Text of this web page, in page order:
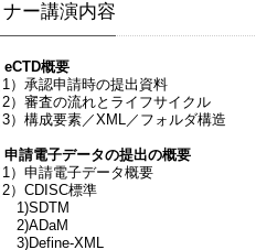
ー講演内容
eCTD概要
1）承認申請時の提出資料
2）審査の流れとライフサイクル
3）構成要素／XML／フォルダ構造
申請電子データの提出の概要
1）申請電子データ概要
2）CDISC標準
XML